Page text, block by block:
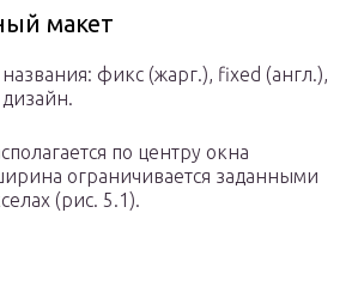
макет
фикс (жарг.), fixed (англ.),
по центру окна
ограничивается заданными
(рис. 5.1).